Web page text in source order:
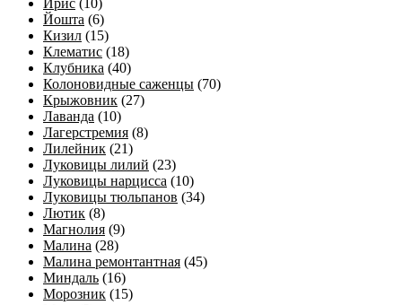
Ирис (10)
Йошта (6)
Кизил (15)
Клематис (18)
Клубника (40)
Колоновидные саженцы (70)
Крыжовник (27)
Лаванда (10)
Лагерстремия (8)
Лилейник (21)
Луковицы лилий (23)
Луковицы нарцисса (10)
Луковицы тюльпанов (34)
Лютик (8)
Магнолия (9)
Малина (28)
Малина ремонтантная (45)
Миндаль (16)
Морозник (15)